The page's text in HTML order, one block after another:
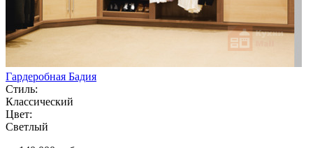
Гардеробная Бадия
Стиль:
Классический
Цвет:
Светлый